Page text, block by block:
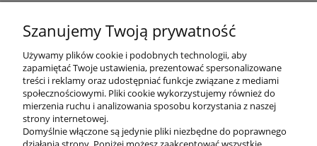
Materiał najwyższej jakości
Markowy produkt
Bezpieczne płatności
Opis Koszty dostawy
Opinie
Szanujemy Twoją prywatność
Używamy plików cookie i podobnych technologii, aby
zapamiętać Twoje ustawienia, prezentować spersonalizowane
treści i reklamy oraz udostępniać funkcje związane z mediami
społecznościowymi. Pliki cookie wykorzystujemy również do
mierzenia ruchu i analizowania sposobu korzystania z naszej
strony internetowej.
Domyślnie włączone są jedynie pliki niezbędne do poprawnego